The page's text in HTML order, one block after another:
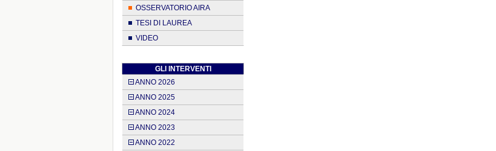
OSSERVATORIO AIRA
TESI DI LAUREA
VIDEO
GLI INTERVENTI
ANNO 2026
ANNO 2025
ANNO 2024
ANNO 2023
ANNO 2022